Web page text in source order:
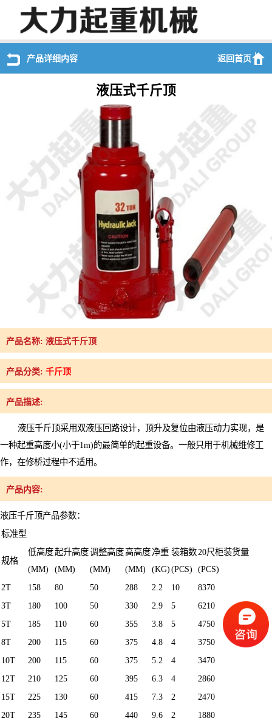
产品详细内容 返回首页
液压式千斤顶
产品名称: 液压式千斤顶
产品分类: 千斤顶
产品描述:
液压千斤顶采用双液压回路设计，顶升及复位由液压动力实现，是
一种起重高度小(小于1m)的最简单的起重设备。一般只用于机械维修工
作，在修桥过程中不适用。
产品内容:
液压千斤顶产品参数：
标准型
规格
低高度
(MM)
起升高度
(MM)
调整高度
(MM)
高高度
(MM)
净重
(KG)
装箱数
(PCS)
20尺柜装货量
(PCS)
2T
158 80 50 288 2.2 10
8370
3T
180 100 50 330 2.9 5
6210
5T
185 110 60 355 3.8 5
4750
8T
200 115 60 375 4.8 4
3750
10T
200 115 60 375 5.2 4
3470
12T
210 125 60 395 6.3 4
2860
15T
225 130 60 415 7.3 2
2470
20T
235 145 60 440 9.6 2
1880